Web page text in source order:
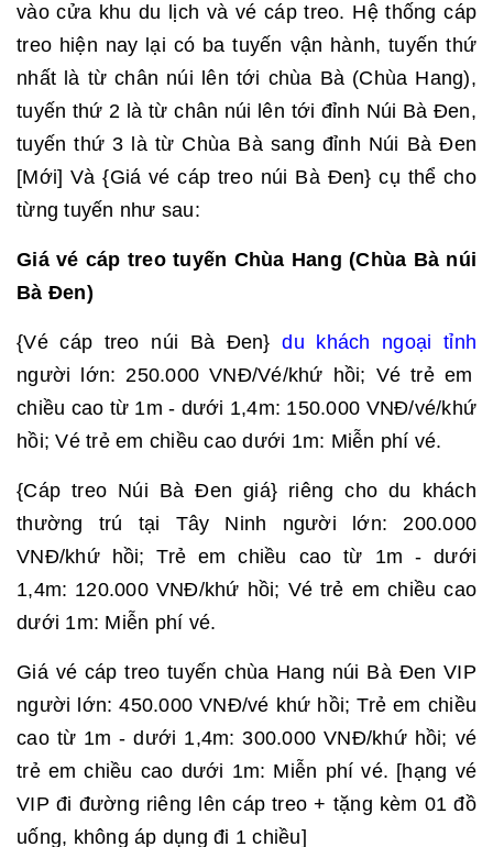
vào cửa khu du lịch và vé cáp treo. Hệ thống cáp
treo hiện nay lại có ba tuyến vận hành, tuyến thứ
nhất là từ chân núi lên tới chùa Bà (Chùa Hang),
tuyến thứ 2 là từ chân núi lên tới đỉnh Núi Bà Đen,
tuyến thứ 3 là từ Chùa Bà sang đỉnh Núi Bà Đen
[Mới] Và {Giá vé cáp treo núi Bà Đen} cụ thể cho
từng tuyến như sau:
Giá vé cáp treo tuyến Chùa Hang (Chùa Bà núi
Bà Đen)
{Vé cáp treo núi Bà Đen}du khách ngoại tỉnh
người lớn: 250.000 VNĐ/Vé/khứ hồi; Vé trẻ em
chiều cao từ 1m - dưới 1,4m: 150.000 VNĐ/vé/khứ
hồi; Vé trẻ em chiều cao dưới 1m: Miễn phí vé.
{Cáp treo Núi Bà Đen giá} riêng cho du khách
thường trú tại Tây Ninh người lớn: 200.000
VNĐ/khứ hồi; Trẻ em chiều cao từ 1m - dưới
1,4m: 120.000 VNĐ/khứ hồi; Vé trẻ em chiều cao
dưới 1m: Miễn phí vé.
Giá vé cáp treo tuyến chùa Hang núi Bà Đen VIP
người lớn: 450.000 VNĐ/vé khứ hồi; Trẻ em chiều
cao từ 1m - dưới 1,4m: 300.000 VNĐ/khứ hồi; vé
trẻ em chiều cao dưới 1m: Miễn phí vé. [hạng vé
VIP đi đường riêng lên cáp treo + tặng kèm 01 đồ
uống, không áp dụng đi 1 chiều]